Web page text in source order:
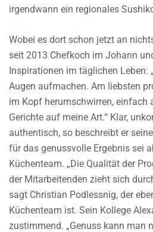
irgendwann ein regionales
Wobei es dort schon jetzt an
seit 2013 Chefkoch im Johann
Inspirationen im täglichen Leben:
Augen aufmachen. Am liebsten
im Kopf herumschwirren, einfach
Gerichte auf meine Art.“ Klar,
authentisch, so beschreibt er
für das genussvolle Ergebnis sei
Küchenteam. „Die Qualität der
der Mitarbeitenden zieht sich
sagt Christian Podlessnig, der
Küchenteam ist. Sein Kollege
zustimmend. „Genuss kann man